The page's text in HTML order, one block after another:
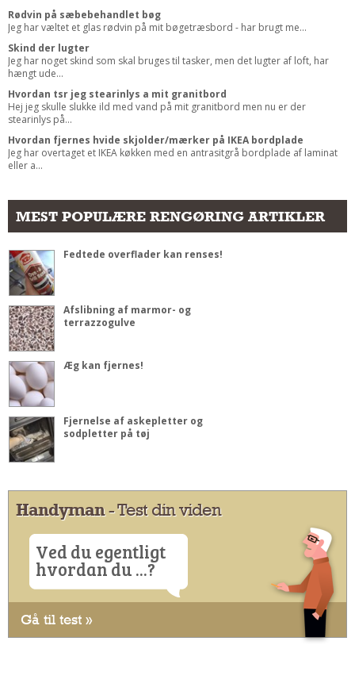
Rødvin på sæbebehandlet bøg
Jeg har væltet et glas rødvin på mit bøgetræsbord - har brugt me...
Skind der lugter
Jeg har noget skind som skal bruges til tasker, men det lugter af loft, har
hængt ude...
Hvordan tsr jeg stearinlys a mit granitbord
Hej jeg skulle slukke ild med vand på mit granitbord men nu er der
stearinlys på...
Hvordan fjernes hvide skjolder/mærker på IKEA bordplade
Jeg har overtaget et IKEA køkken med en antrasitgrå bordplade af laminat
eller a...
MEST POPULÆRE RENGØRING ARTIKLER
Fedtede overflader kan renses!
Afslibning af marmor- og
terrazzogulve
Æg kan fjernes!
Fjernelse af askepletter og
sodpletter på tøj
Handyman- Test din viden
Ved du egentligt
hvordan du ...?
Gå til test »